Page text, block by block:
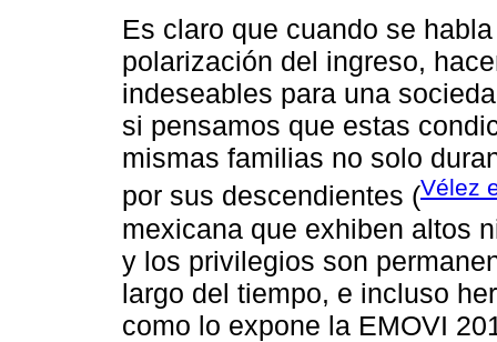
Es claro que cuando se
polarización del ingreso,
indeseables para una
si pensamos que estas
mismas familias no solo
por sus descendientes (Vélez
mexicana que exhiben altos
y los privilegios son
largo del tiempo, e incluso
como lo expone la EMOVI